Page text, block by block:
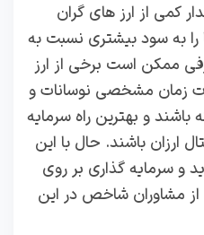
کمی از ارز های گران
به سود بیشتری نسبت به
ممکن است برخی از ارز
زمان مشخصی نوسانات و
و بهترین راه سرمایه
ارزان باشند. حال با این
و سرمایه گذاری بر روی
از مشاوران شاخص در این